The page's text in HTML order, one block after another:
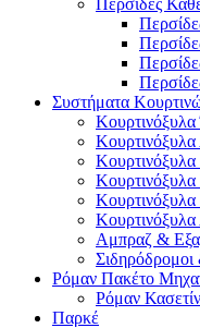
Συστήματα
Κουρτινόξυλα
Κουρτινόξυλα
Αμπραζ &
Ρόμαν Πακέτο
Ρόμαν
Παρκέ